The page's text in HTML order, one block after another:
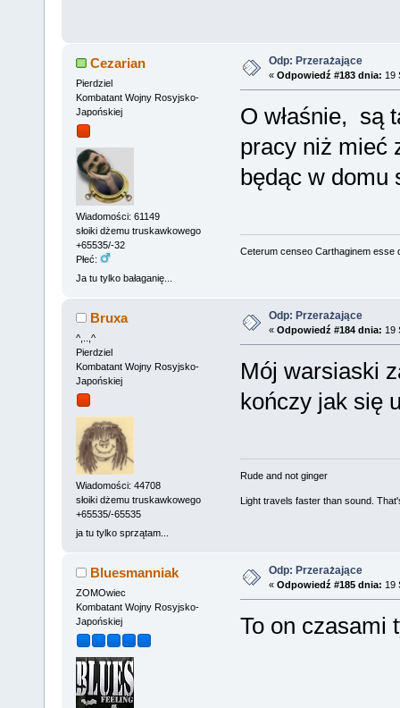
Cezarian
Pierdziel
Kombatant Wojny Rosyjsko-
Japońskiej
Wiadomości: 61149
słoiki dżemu truskawkowego
+65535/-32
Płeć:
Ja tu tylko bałaganię...
Odp: Przerażające
« Odpowiedź #183 dnia: 19
O właśnie, są
pracy niż mieć
będąc w domu
Ceterum censeo Carthaginem esse
Bruxa
^,..,^
Pierdziel
Kombatant Wojny Rosyjsko-
Japońskiej
Wiadomości: 44708
słoiki dżemu truskawkowego
+65535/-65535
ja tu tylko sprzątam...
Odp: Przerażające
« Odpowiedź #184 dnia: 19
Mój warsiaski
kończy jak się
Rude and not ginger
Light travels faster than sound.
Bluesmanniak
ZOMOwiec
Kombatant Wojny Rosyjsko-
Japońskiej
Odp: Przerażające
« Odpowiedź #185 dnia: 19
To on czasami